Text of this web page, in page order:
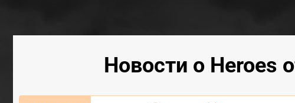
Новости о Heroes